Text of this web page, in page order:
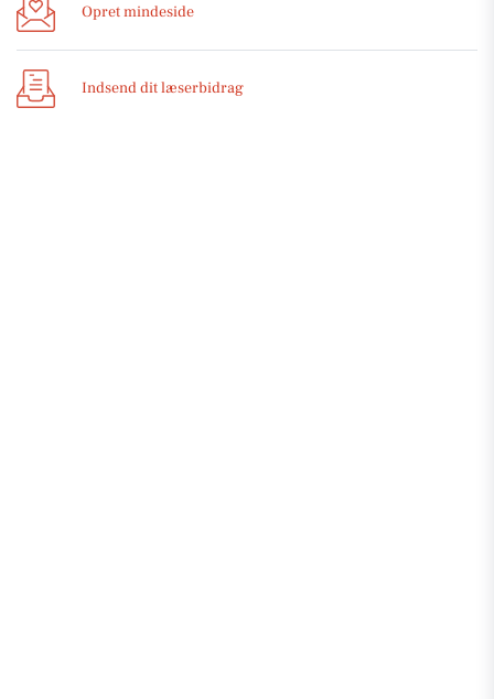
Opret mindeside
Indsend dit læserbidrag